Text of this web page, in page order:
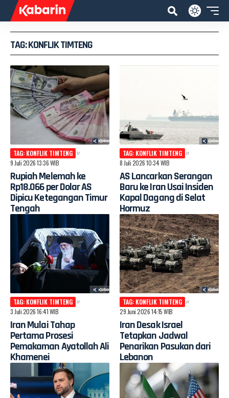
TAG: KONFLIK TIMTENG
TAG: KONFLIK TIMTENG
9 Juli 2026 13:36 WIB
Rupiah Melemah ke
Rp18.066 per Dolar AS
Dipicu Ketegangan Timur
Tengah
TAG: KONFLIK TIMTENG
8 Juli 2026 10:34 WIB
AS Lancarkan Serangan
Baru ke Iran Usai Insiden
Kapal Dagang di Selat
Hormuz
TAG: KONFLIK TIMTENG
3 Juli 2026 16:41 WIB
Iran Mulai Tahap
Pertama Prosesi
Pemakaman Ayatollah Ali
Khamenei
TAG: KONFLIK TIMTENG
29 Juni 2026 14:15 WIB
Iran Desak Israel
Tetapkan Jadwal
Penarikan Pasukan dari
Lebanon